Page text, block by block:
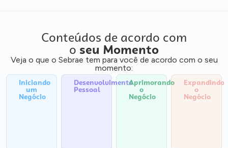
Conteúdos de acordo com
o seu Momento
Veja o que o Sebrae tem para você de acordo com o seu
momento:
Iniciando
um
Negócio
Desenvolvimento
Pessoal
Aprimorando
o
Negócio
Expandindo
o
Negócio